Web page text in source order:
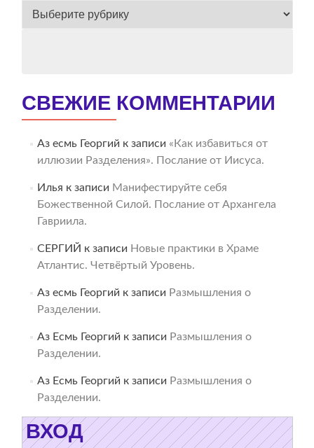
ВЕСЬ
СВЕЖИЕ КОММЕНТАРИИ
Аз есмь Георгий к записи «Как избавиться от
иллюзии Разделения». Послание от Иисуса.
Илья к записи Манифестируйте себя
Божественной Силой. Послание от Архангела
Гавриила.
СЕРГИЙ к записи Новые практики в Храме
Атлантис. Четвёртый Уровень.
Аз есмь Георгий к записи Размышления о
Разделении.
Аз Есмь Георгий к записи Размышления о
Разделении.
Аз Есмь Георгий к записи Размышления о
Разделении.
ВХОД